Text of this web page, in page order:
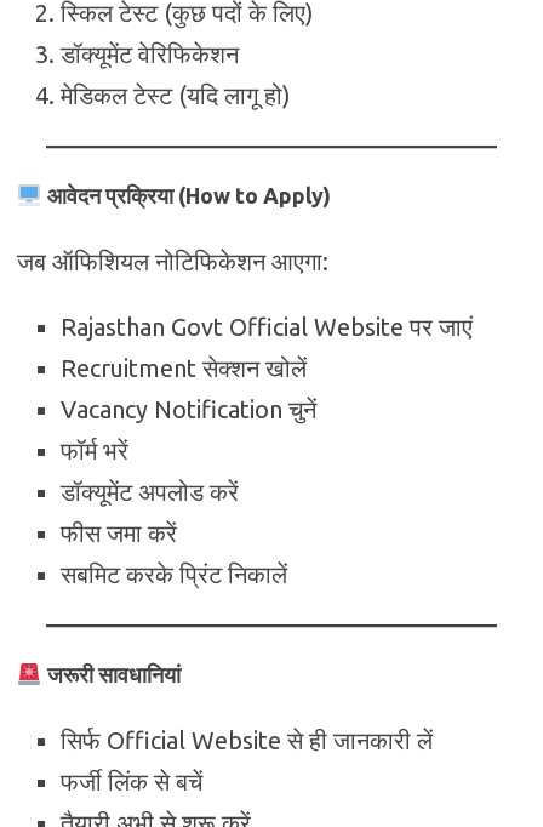
स्किल टेस्ट (कुछ पदों के लिए)
डॉक्यूमेंट वेरिफिकेशन
मेडिकल टेस्ट (यदि लागू हो)
आवेदन प्रक्रिया (How to Apply)
जब ऑफिशियल नोटिफिकेशन आएगा:
Rajasthan Govt Official Website पर जाएं
Recruitment सेक्शन खोलें
Vacancy Notification चुनें
फॉर्म भरें
डॉक्यूमेंट अपलोड करें
फीस जमा करें
सबमिट करके प्रिंट निकालें
जरूरी सावधानियां
सिर्फ Official Website से ही जानकारी लें
फर्जी लिंक से बचें